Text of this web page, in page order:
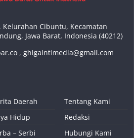
Kelurahan Cibuntu, Kecamatan
Jawa Barat, Indonesia (40212)
,ghigaintimedia@gmail.com
Daerah
Hidup
– Serbi
Tentang Kami
Redaksi
Hubungi Kami